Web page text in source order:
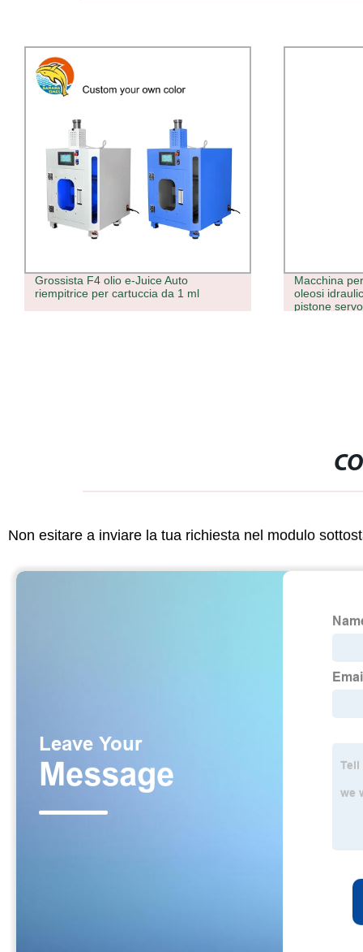
Grossista F4 olio e-Juice Auto
riempitrice per cartuccia da 1 ml
Macchina
oleosi
pistone
Non esitare a inviare la tua richiesta nel modulo